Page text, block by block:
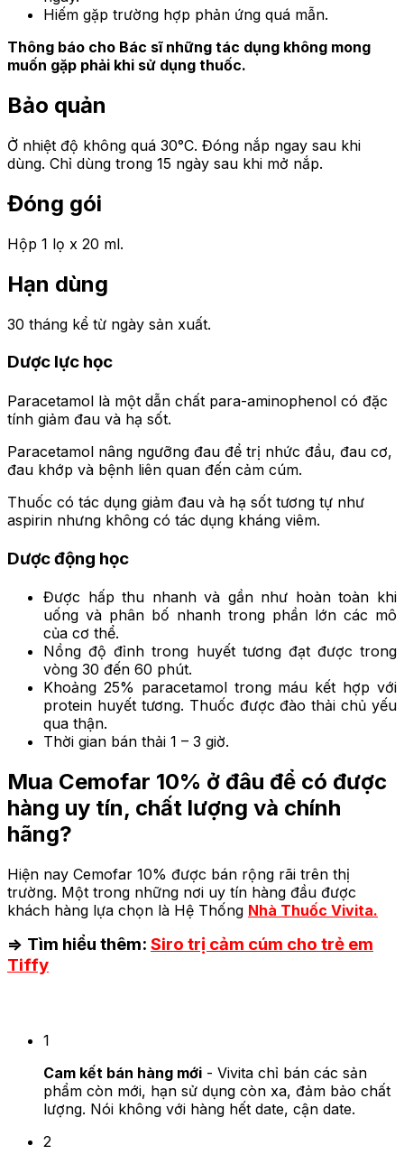
Hiếm gặp trường hợp phản ứng quá mẫn.
Thông báo cho Bác sĩ những tác dụng không mong
muốn gặp phải khi sử dụng thuốc.
Bảo quản
Ở nhiệt độ không quá 30°C. Đóng nắp ngay sau khi
dùng. Chỉ dùng trong 15 ngày sau khi mở nắp.
Đóng gói
Hộp 1 lọ x 20 ml.
Hạn dùng
30 tháng kể từ ngày sản xuất.
Dược lực học
Paracetamol là một dẫn chất para-aminophenol có đặc
tính giảm đau và hạ sốt.
Paracetamol nâng ngưỡng đau để trị nhức đầu, đau cơ,
đau khớp và bệnh liên quan đến cảm cúm.
Thuốc có tác dụng giảm đau và hạ sốt tương tự như
aspirin nhưng không có tác dụng kháng viêm.
Dược động học
Được hấp thu nhanh và gần như hoàn toàn khi
uống và phân bố nhanh trong phần lớn các mô
của cơ thể.
Nồng độ đỉnh trong huyết tương đạt được trong
vòng 30 đến 60 phút.
Khoảng 25% paracetamol trong máu kết hợp với
protein huyết tương. Thuốc được đào thải chủ yếu
qua thận.
Thời gian bán thải 1 – 3 giờ.
Mua Cemofar 10% ở đâu để có được
hàng uy tín, chất lượng và chính
hãng?
Hiện nay Cemofar 10% được bán rộng rãi trên thị
trường. Một trong những nơi uy tín hàng đầu được
khách hàng lựa chọn là Hệ Thống Nhà Thuốc Vivita.
=> Tìm hiểu thêm: Siro trị cảm cúm cho trẻ em
Tiffy
1
Cam kết bán hàng mới - Vivita chỉ bán các sản
phẩm còn mới, hạn sử dụng còn xa, đảm bảo chất
lượng. Nói không với hàng hết date, cận date.
2